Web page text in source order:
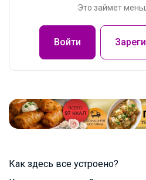
Это займет
Войти
Как здесь все устроено?